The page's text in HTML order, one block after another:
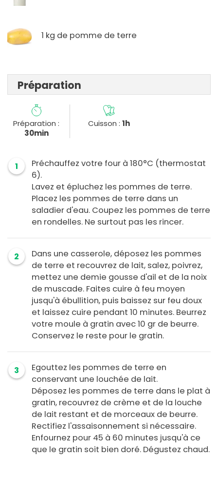
1 kg de pomme de terre
Préparation
Préparation :
30min
Cuisson : 1h
1
Préchauffez votre four à 180°C (thermostat
6).
Lavez et épluchez les pommes de terre.
Placez les pommes de terre dans un
saladier d'eau. Coupez les pommes de terre
en rondelles. Ne surtout pas les rincer.
2
Dans une casserole, déposez les pommes
de terre et recouvrez de lait, salez, poivrez,
mettez une demie gousse d'ail et de la noix
de muscade. Faites cuire à feu moyen
jusqu'à ébullition, puis baissez sur feu doux
et laissez cuire pendant 10 minutes. Beurrez
votre moule à gratin avec 10 gr de beurre.
Conservez le reste pour le gratin.
3
Egouttez les pommes de terre en
conservant une louchée de lait.
Déposez les pommes de terre dans le plat à
gratin, recouvrez de crème et de la louche
de lait restant et de morceaux de beurre.
Rectifiez l'assaisonnement si nécessaire.
Enfournez pour 45 à 60 minutes jusqu'à ce
que le gratin soit bien doré. Dégustez chaud.